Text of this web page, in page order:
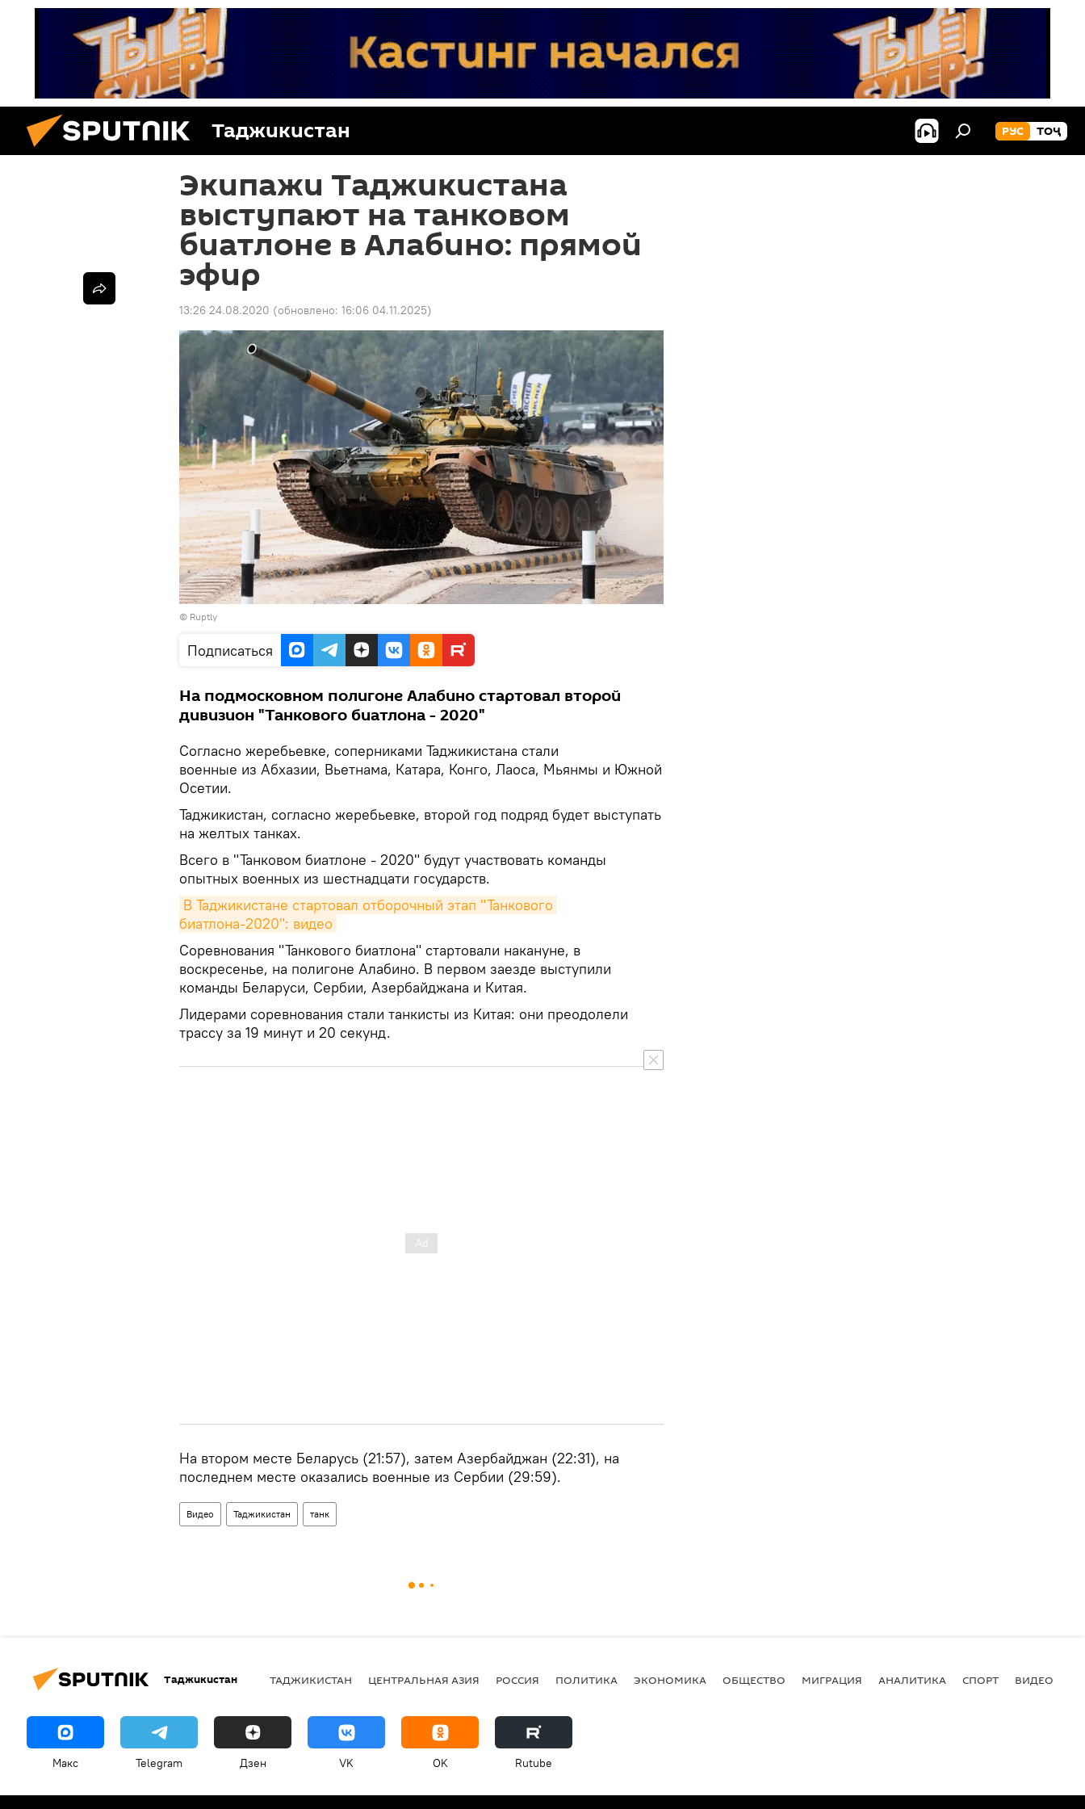
Таджикистан РУС ТОҶ
Экипажи Таджикистана
выступают на танковом
биатлоне в Алабино: прямой
эфир
13:26 24.08.2020 (обновлено: 16:06 04.11.2025)
© Ruptly
Подписаться
На подмосковном полигоне Алабино стартовал второй
дивизион "Танкового биатлона - 2020"
Согласно жеребьевке, соперниками Таджикистана стали
военные из Абхазии, Вьетнама, Катара, Конго, Лаоса, Мьянмы и Южной
Осетии.
Таджикистан, согласно жеребьевке, второй год подряд будет выступать
на желтых танках.
Всего в "Танковом биатлоне - 2020" будут участвовать команды
опытных военных из шестнадцати государств.
В Таджикистане стартовал отборочный этап "Танкового
биатлона-2020": видео
Соревнования "Танкового биатлона" стартовали накануне, в
воскресенье, на полигоне Алабино. В первом заезде выступили
команды Беларуси, Сербии, Азербайджана и Китая.
Лидерами соревнования стали танкисты из Китая: они преодолели
трассу за 19 минут и 20 секунд.
На втором месте Беларусь (21:57), затем Азербайджан (22:31), на
последнем месте оказались военные из Сербии (29:59).
Видео Таджикистан танк
Таджикистан ТАДЖИКИСТАН ЦЕНТРАЛЬНАЯ АЗИЯ РОССИЯ ПОЛИТИКА ЭКОНОМИКА ОБЩЕСТВО МИГРАЦИЯ АНАЛИТИКА СПОРТ ВИДЕО
Макс Telegram Дзен VK OK Rutube